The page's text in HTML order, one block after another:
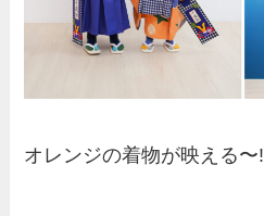
オレンジの着物が映える